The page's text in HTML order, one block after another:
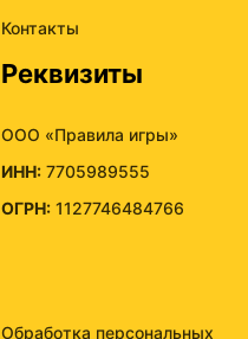
Контакты
Реквизиты
ООО «Правила игры»
ИНН: 7705989555
ОГРН: 1127746484766
Обработка персональных